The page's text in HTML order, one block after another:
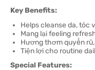
Key Benefits:
Helps cleanse da, tóc
Mang lại feeling
Hương thơm quyến
Tiện lợi cho routine
Special Features: